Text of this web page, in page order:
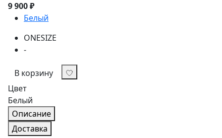
9 900 ₽
Белый
ONESIZE
-
В корзину
Цвет
Белый
Описание
Доставка